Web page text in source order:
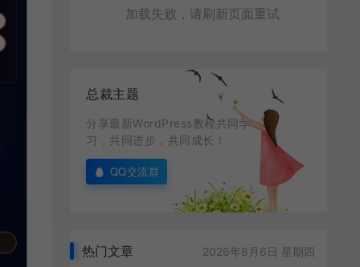
加载失败，请刷新页面重试
总裁主题
分享最新WordPress教程共同学
习，共同进步，共同成长！
QQ交流群
热门文章 2026年8月6日 星期四